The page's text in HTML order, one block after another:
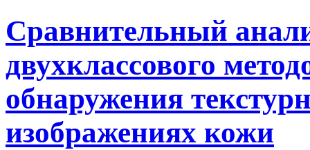
Сравнительный
двухклассового
обнаружения
изображениях кожи